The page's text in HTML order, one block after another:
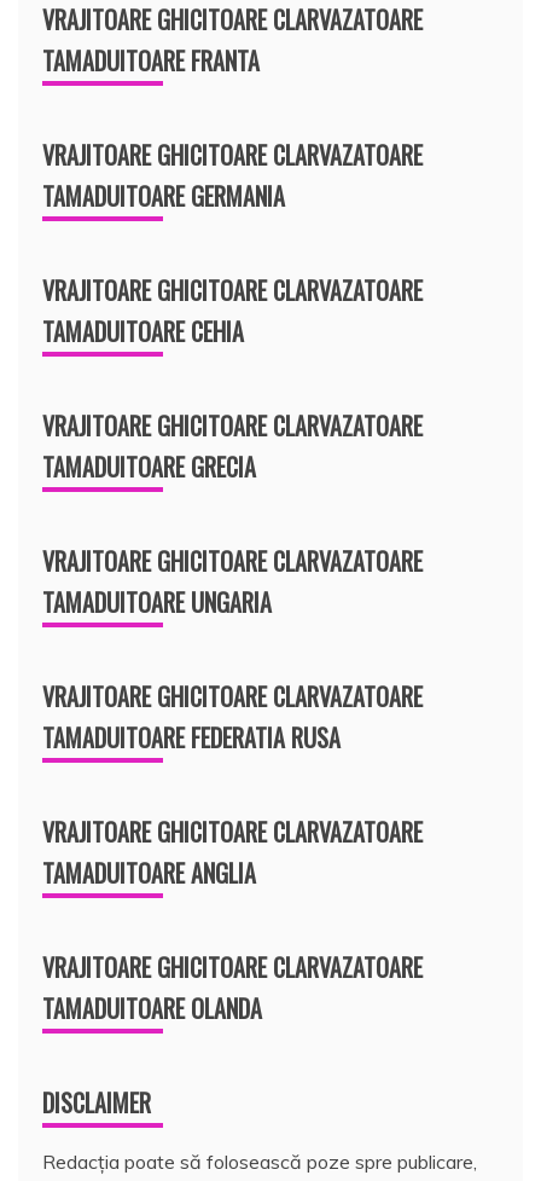
VRAJITOARE GHICITOARE CLARVAZATOARE
TAMADUITOARE FRANTA
VRAJITOARE GHICITOARE CLARVAZATOARE
TAMADUITOARE GERMANIA
VRAJITOARE GHICITOARE CLARVAZATOARE
TAMADUITOARE CEHIA
VRAJITOARE GHICITOARE CLARVAZATOARE
TAMADUITOARE GRECIA
VRAJITOARE GHICITOARE CLARVAZATOARE
TAMADUITOARE UNGARIA
VRAJITOARE GHICITOARE CLARVAZATOARE
TAMADUITOARE FEDERATIA RUSA
VRAJITOARE GHICITOARE CLARVAZATOARE
TAMADUITOARE ANGLIA
VRAJITOARE GHICITOARE CLARVAZATOARE
TAMADUITOARE OLANDA
DISCLAIMER
Redacția poate să folosească poze spre publicare,